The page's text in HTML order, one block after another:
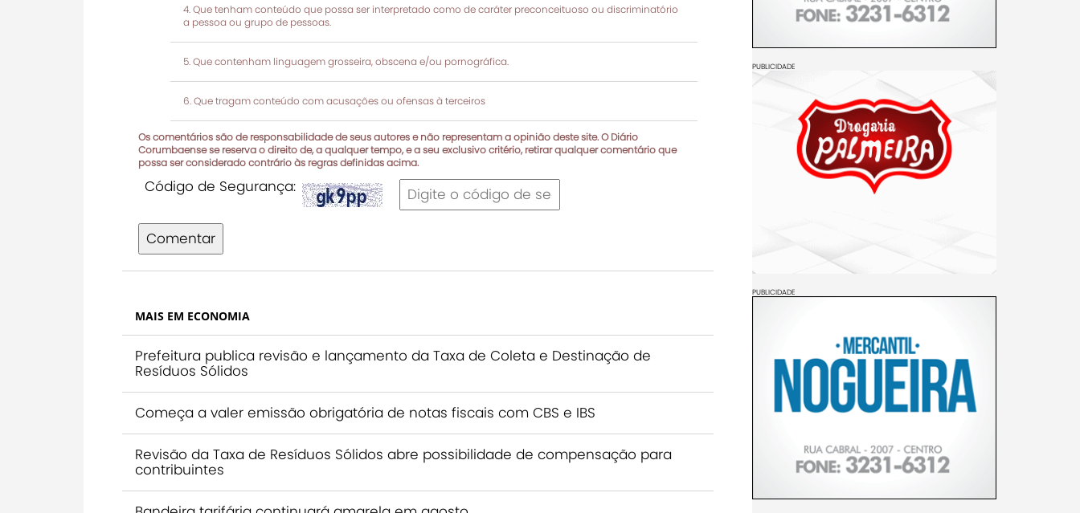
Que tenham conteúdo que possa ser interpretado como de caráter preconceituoso ou discriminatório
a pessoa ou grupo de pessoas.
Que contenham linguagem grosseira, obscena e/ou pornográfica.
Que tragam conteúdo com acusações ou ofensas à terceiros
Os comentários são de responsabilidade de seus autores e não representam a opinião deste site. O Diário
Corumbaense se reserva o direito de, a qualquer tempo, e a seu exclusivo critério, retirar qualquer comentário que
possa ser considerado contrário às regras definidas acima.
Código de Segurança:
Comentar
MAIS EM ECONOMIA
Prefeitura publica revisão e lançamento da Taxa de Coleta e Destinação de
Resíduos Sólidos
Começa a valer emissão obrigatória de notas fiscais com CBS e IBS
Revisão da Taxa de Resíduos Sólidos abre possibilidade de compensação para
contribuintes
PUBLICIDADE
PUBLICIDADE